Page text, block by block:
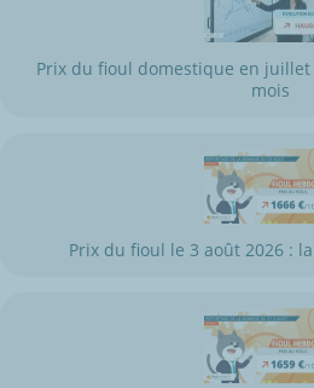
Prix du fioul domestique en
mois
Prix du fioul le 3 août 2026 :